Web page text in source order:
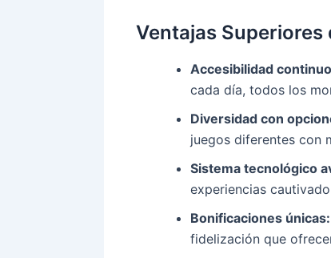
Ventajas Superiores
Accesibilidad
cada día, todos los
Diversidad con
juegos diferentes con
Sistema tecnológico
experiencias
Bonificaciones únicas:
fidelización que